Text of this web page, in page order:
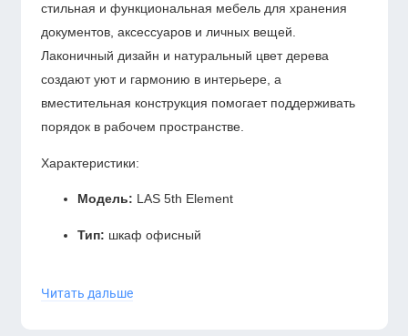
стильная и функциональная мебель для хранения
документов, аксессуаров и личных вещей.
Лаконичный дизайн и натуральный цвет дерева
создают уют и гармонию в интерьере, а
вместительная конструкция помогает поддерживать
порядок в рабочем пространстве.
Характеристики:
Модель: LAS 5th Element
Тип: шкаф офисный
Читать дальше